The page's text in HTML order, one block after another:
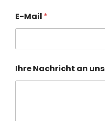
E-Mail *
Ihre Nachricht an uns